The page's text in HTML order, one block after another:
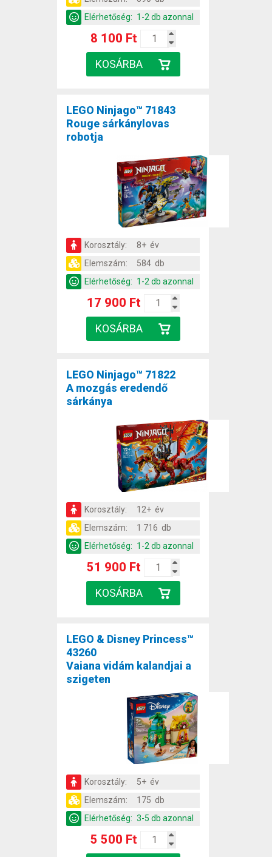
Elérhetőség: 1-2 db azonnal
8 100 Ft
LEGO Ninjago™ 71843
Rouge sárkánylovas
robotja
Korosztály:
8+ év
Elemszám:
584 db
Elérhetőség: 1-2 db azonnal
17 900 Ft
LEGO Ninjago™ 71822
A mozgás eredendő
sárkánya
Korosztály:
12+ év
Elemszám:
1 716 db
Elérhetőség: 1-2 db azonnal
51 900 Ft
LEGO & Disney Princess™
43260
Vaiana vidám kalandjai a
szigeten
Korosztály:
5+ év
Elemszám:
175 db
Elérhetőség: 3-5 db azonnal
5 500 Ft